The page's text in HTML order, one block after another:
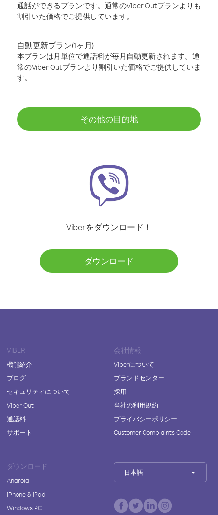
通話ができるプランです。通常のViber Outプランよりも
割引いた価格でご提供しています。
自動更新プラン(1ヶ月)
本プランは月単位で通話料が毎月自動更新されます。通
常のViber Outプランより割引いた価格でご提供していま
す。
その他の目的地
Viberをダウンロード！
ダウンロード
VIBER
機能紹介
ブログ
セキュリティについて
Viber Out
通話料
サポート
会社情報
Viberについて
ブランドセンター
採用
当社の利用規約
プライバシーポリシー
Customer Complaints Code
ダウンロード
Android
iPhone & iPad
Windows PC
日本語